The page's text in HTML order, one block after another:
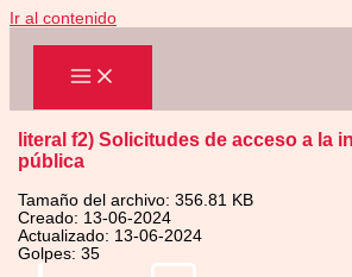
Ir al contenido
literal f2) Solicitudes de acceso a la
pública
Tamaño del archivo: 356.81 KB
Creado: 13-06-2024
Actualizado: 13-06-2024
Golpes: 35